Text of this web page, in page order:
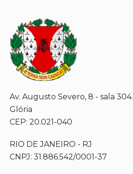
Av. Augusto Severo, 8 - sala 304.
Glória
CEP: 20.021-040
RIO DE JANEIRO - RJ
CNPJ: 31.886.542/0001-37